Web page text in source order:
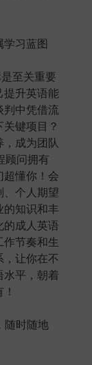
学习蓝图
至关重要
提升英语能
判中凭借流
键项目？
成为团队
顾问拥有
超懂你！会
个人期望
的知识和丰
成人英语
节奏和生
让你在不
水平，朝着
随时随地